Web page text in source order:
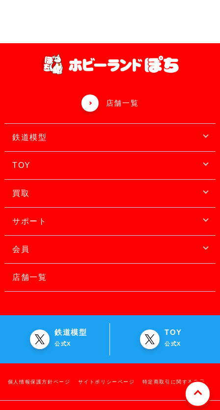
店舗一覧
鉄道模型
TOY
買取
サポート
会員
店舗一覧
鉄道模型
公式X
TOY
公式X
個人情報保護方針ページ サイトポリシーページ 特定商取引に関する表示